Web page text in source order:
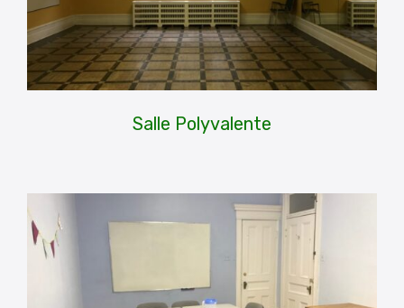
Salle Polyvalente